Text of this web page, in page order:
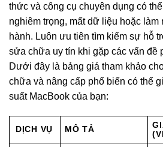
thức và công cụ chuyên dụng có
nghiêm trọng, mất dữ liệu hoặc làm
hành. Luôn ưu tiên tìm kiếm sự hỗ
sửa chữa uy tín khi gặp các vấn đề
Dưới đây là bảng giá tham khảo
chữa và nâng cấp phổ biến có thể
suất MacBook của bạn:
DỊCH VỤ MÔ TẢ